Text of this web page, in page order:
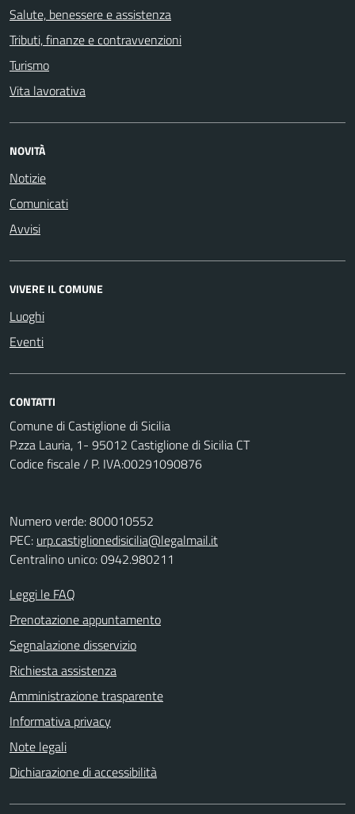
Salute, benessere e assistenza
Tributi, finanze e contravvenzioni
Turismo
Vita lavorativa
NOVITÀ
Notizie
Comunicati
Avvisi
VIVERE IL COMUNE
Luoghi
Eventi
CONTATTI
Comune di Castiglione di Sicilia
P.zza Lauria, 1- 95012 Castiglione di Sicilia CT
Codice fiscale / P. IVA:00291090876
Numero verde: 800010552
PEC: urp.castiglionedisicilia@legalmail.it
Centralino unico: 0942.980211
Leggi le FAQ
Prenotazione appuntamento
Segnalazione disservizio
Richiesta assistenza
Amministrazione trasparente
Informativa privacy
Note legali
Dichiarazione di accessibilità